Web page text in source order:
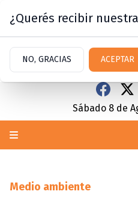
Sábado 8 de
Medio ambiente
¿Querés recibir
NO, GRACIAS ACEPTAR